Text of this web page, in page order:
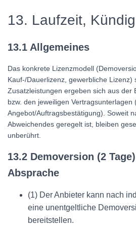
13. Laufzeit,
13.1 Allgemeines
Das konkrete Lizenzmodell
Kauf-/Dauerlizenz, gewerbliche Lizenz)
Zusatzleistungen ergeben sich aus der
bzw. den jeweiligen Vertragsunterlagen
Angebot/Auftragsbestätigung). Soweit
Abweichendes geregelt ist, bleiben
unberührt.
13.2 Demoversion (2
Absprache
(1) Der Anbieter kann nach
eine unentgeltliche
bereitstellen.